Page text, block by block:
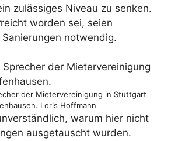
zulässiges Niveau zu senken.
worden sei, seien
notwendig.
der Mietervereinigung in Stuttgart
Loris Hoffmann
warum hier nicht
ausgetauscht wurden.